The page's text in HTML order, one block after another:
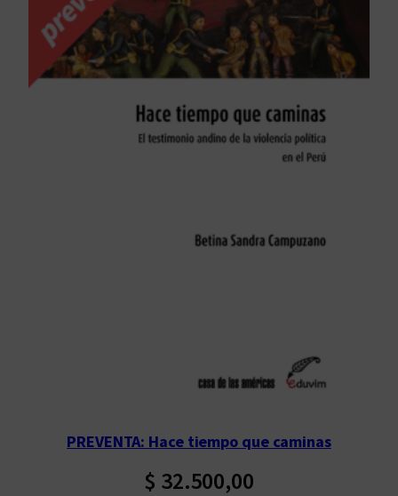
PREVENTA: Hace tiempo que caminas
$ 32.500,00